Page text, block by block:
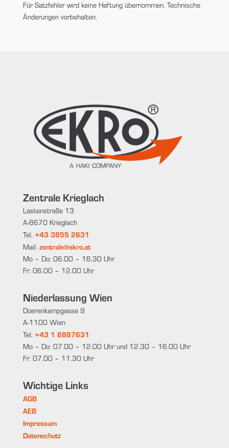
Für Satzfehler wird keine Haftung übernommen. Technische
Änderungen vorbehalten.
Zentrale Krieglach
Lastenstraße 13
A-8670 Krieglach
Tel. +43 3855 2631
Mail: zentrale@ekro.at
Mo – Do: 06.00 – 16.30 Uhr
Fr: 06.00 – 12.00 Uhr
Niederlassung Wien
Doerenkampgasse 9
A-1100 Wien
Tel. +43 1 6887631
Mo – Do: 07.00 – 12.00 Uhr und 12.30 – 16.00 Uhr
Fr: 07.00 – 11.30 Uhr
Wichtige Links
AGB
AEB
Impressum
Datenschutz